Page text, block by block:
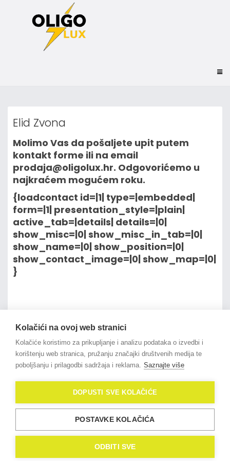
Elid Zvona
Molimo Vas da pošaljete upit putem
kontakt forme ili na email
prodaja@oligolux.hr. Odgovorićemo u
najkraćem mogućem roku.
{loadcontact id=|1| type=|embedded|
form=|1| presentation_style=|plain|
active_tab=|details| details=|0|
show_misc=|0| show_misc_in_tab=|0|
show_name=|0| show_position=|0|
show_contact_image=|0| show_map=|0|
}
OligoLux
Reserved. Izrada web stranica
Domidona IT
Kolačići (eng. Cookies)
Kolačići na ovoj web stranici
Kolačiće koristimo za prikupljanje i analizu podataka o izvedbi i
korištenju web stranica, pružanju značajki društvenih medija te
poboljšanju i prilagodbi sadržaja i reklama. Saznajte više
DOPUSTI SVE KOLAČIĆE
POSTAVKE KOLAČIĆA
ODBITI SVE